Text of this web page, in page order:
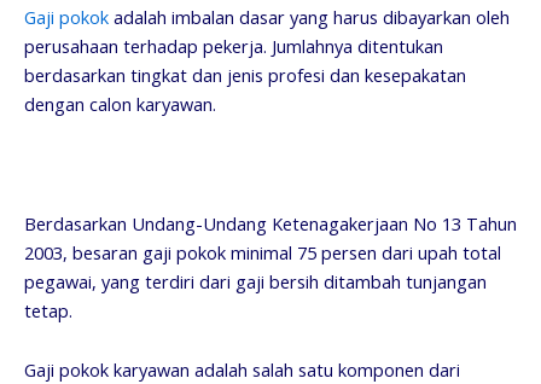
Gaji pokok adalah imbalan dasar yang harus dibayarkan oleh
perusahaan terhadap pekerja. Jumlahnya ditentukan
berdasarkan tingkat dan jenis profesi dan kesepakatan
dengan calon karyawan.
Berdasarkan Undang-Undang Ketenagakerjaan No 13 Tahun
2003, besaran gaji pokok minimal 75 persen dari upah total
pegawai, yang terdiri dari gaji bersih ditambah tunjangan
tetap.
Gaji pokok karyawan adalah salah satu komponen dari